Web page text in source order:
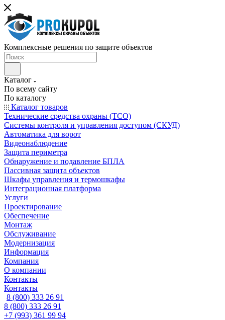
Комплексные решения по защите объектов
Каталог
По всему сайту
По каталогу
Каталог товаров
Технические средства охраны (ТСО)
Системы контроля и управления доступом (СКУД)
Автоматика для ворот
Видеонаблюдение
Защита периметра
Обнаружение и подавление БПЛА
Пассивная защита объектов
Шкафы управления и термошкафы
Интеграционная платформа
Услуги
Проектирование
Обеспечение
Монтаж
Обслуживание
Модернизация
Информация
Компания
О компании
Контакты
Контакты
8 (800) 333 26 91
8 (800) 333 26 91
+7 (993) 361 99 94